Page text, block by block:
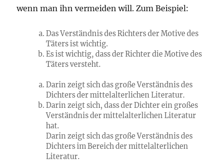
wenn man ihn vermeiden will. Zum Beispiel:
Das Verständnis des Richters der Motive des
Täters ist wichtig.
Es ist wichtig, dass der Richter die Motive des
Täters versteht.
Darin zeigt sich das große Verständnis des
Dichters der mittelalterlichen Literatur.
Darin zeigt sich, dass der Dichter ein großes
Verständnis der mittelalterlichen Literatur
hat.
Darin zeigt sich das große Verständnis des
Dichters im Bereich der mittelalterlichen
Literatur.